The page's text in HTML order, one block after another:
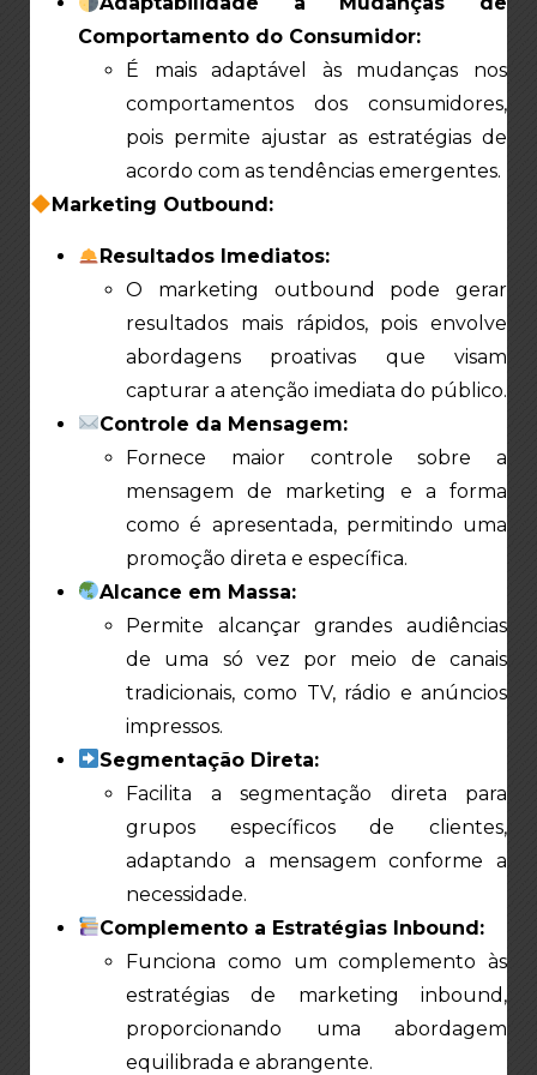
Comportamento do Consumidor:
É mais adaptável às mudanças nos
comportamentos dos consumidores,
pois permite ajustar as estratégias de
acordo com as tendências emergentes.
Marketing Outbound:
Resultados Imediatos:
O marketing outbound pode gerar
resultados mais rápidos, pois envolve
abordagens proativas que visam
capturar a atenção imediata do público.
Controle da Mensagem:
Fornece maior controle sobre a
mensagem de marketing e a forma
como é apresentada, permitindo uma
promoção direta e específica.
Alcance em Massa:
Permite alcançar grandes audiências
de uma só vez por meio de canais
tradicionais, como TV, rádio e anúncios
impressos.
Segmentação Direta:
Facilita a segmentação direta para
grupos específicos de clientes,
adaptando a mensagem conforme a
necessidade.
Complemento a Estratégias Inbound:
Funciona como um complemento às
estratégias de marketing inbound,
proporcionando uma abordagem
equilibrada e abrangente.